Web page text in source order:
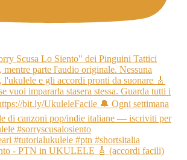
- PTN in UKULELE 🎸 (accordi facili)